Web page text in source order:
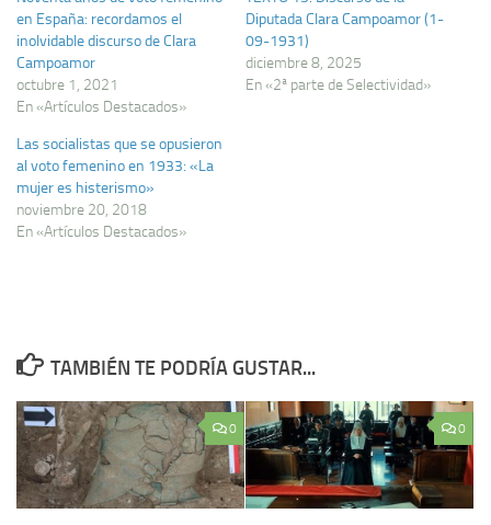
en España: recordamos el
inolvidable discurso de Clara
Campoamor
octubre 1, 2021
En «Artículos Destacados»
Diputada Clara Campoamor (1-
09-1931)
diciembre 8, 2025
En «2ª parte de Selectividad»
Las socialistas que se opusieron
al voto femenino en 1933: «La
mujer es histerismo»
noviembre 20, 2018
En «Artículos Destacados»
TAMBIÉN TE PODRÍA GUSTAR...
0 0